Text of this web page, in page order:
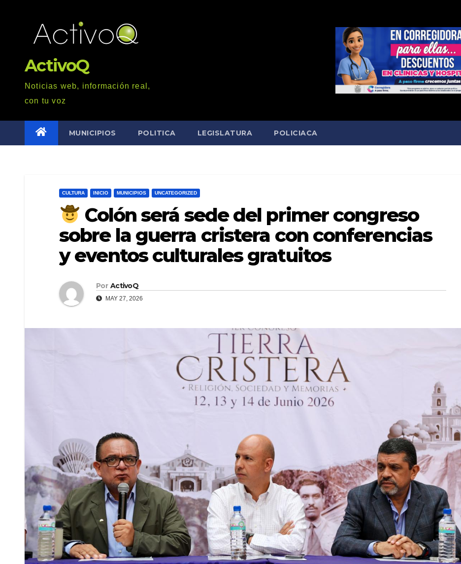
ActivoQ
Noticias web, información real,
con tu voz
MUNICIPIOS POLITICA LEGISLATURA POLICIACA
CULTURA INICIO MUNICIPIOS UNCATEGORIZED
Colón será sede del primer congreso
sobre la guerra cristera con conferencias
y eventos culturales gratuitos
Por ActivoQ
MAY 27, 2026